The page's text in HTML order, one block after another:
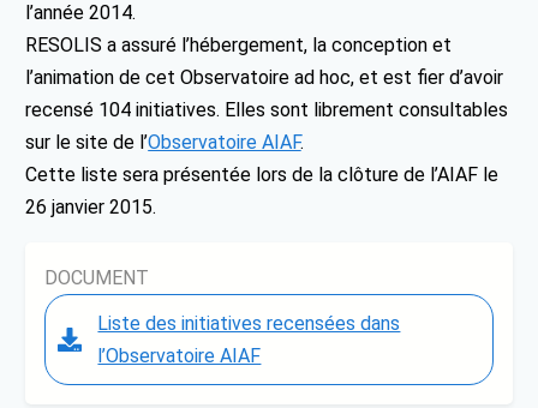
l’année 2014.
RESOLIS a assuré l’hébergement, la conception et
l’animation de cet Observatoire ad hoc, et est fier d’avoir
recensé 104 initiatives. Elles sont librement consultables
sur le site de l’Observatoire AIAF.
Cette liste sera présentée lors de la clôture de l’AIAF le
26 janvier 2015.
DOCUMENT
Liste des initiatives recensées dans
l’Observatoire AIAF